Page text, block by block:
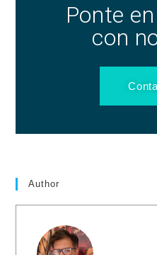
Ponte
con
Author